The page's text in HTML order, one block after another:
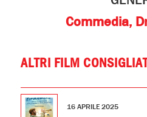
Commedia,
ALTRI FILM
16 APRILE 2025